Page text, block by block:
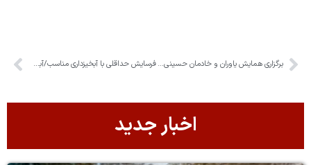
برگزاری همایش یاوران و خادمان حسینی در کرج فرسایش حداقلی با آبخیزداری مناسب/آبخیزداری مدیون رهبر شهید است
اخبار جدید